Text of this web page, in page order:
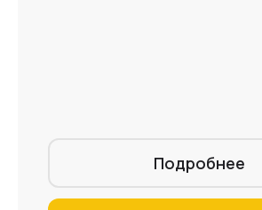
Подробнее